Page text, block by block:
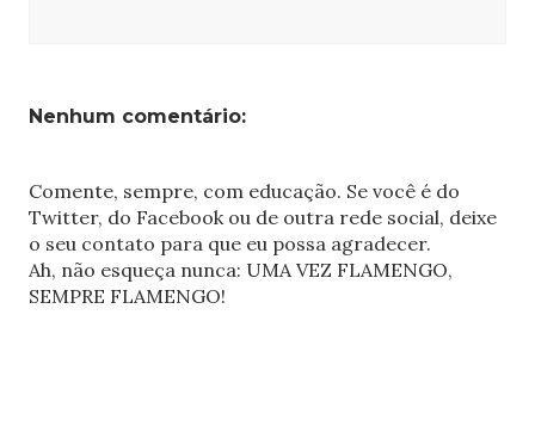
Nenhum comentário:
Comente, sempre, com educação. Se você é do
Twitter, do Facebook ou de outra rede social, deixe
o seu contato para que eu possa agradecer.
Ah, não esqueça nunca: UMA VEZ FLAMENGO,
SEMPRE FLAMENGO!